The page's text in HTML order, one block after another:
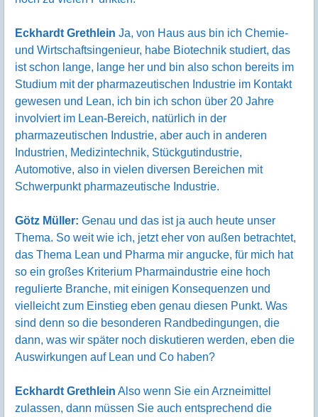
Eckhardt Grethlein Ja, von Haus aus bin ich Chemie-
und Wirtschaftsingenieur, habe Biotechnik studiert, das
ist schon lange, lange her und bin also schon bereits im
Studium mit der pharmazeutischen Industrie im Kontakt
gewesen und Lean, ich bin ich schon über 20 Jahre
involviert im Lean-Bereich, natürlich in der
pharmazeutischen Industrie, aber auch in anderen
Industrien, Medizintechnik, Stückgutindustrie,
Automotive, also in vielen diversen Bereichen mit
Schwerpunkt pharmazeutische Industrie.
Götz Müller: Genau und das ist ja auch heute unser
Thema. So weit wie ich, jetzt eher von außen betrachtet,
das Thema Lean und Pharma mir angucke, für mich hat
so ein großes Kriterium Pharmaindustrie eine hoch
regulierte Branche, mit einigen Konsequenzen und
vielleicht zum Einstieg eben genau diesen Punkt. Was
sind denn so die besonderen Randbedingungen, die
dann, was wir später noch diskutieren werden, eben die
Auswirkungen auf Lean und Co haben?
Eckhardt Grethlein Also wenn Sie ein Arzneimittel
zulassen, dann müssen Sie auch entsprechend die